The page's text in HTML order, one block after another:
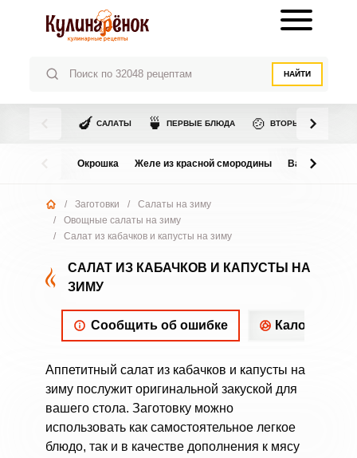
НАЙТИ
🍆 САЛАТЫ 🍵 ПЕРВЫЕ БЛЮДА 🍲 ВТОРЫЕ БЛЮДА
Окрошка Желе из красной смородины Варенье из
/ Заготовки /
Салаты на зиму
/
Овощные салаты на зиму
/
Салат из кабачков и капусты на зиму
САЛАТ ИЗ КАБАЧКОВ И КАПУСТЫ НА
ЗИМУ
Сообщить об ошибке
Аппетитный салат из кабачков и капусты на
зиму послужит оригинальной закуской для
вашего стола. Заготовку можно
использовать как самостоятельное легкое
блюдо, так и в качестве дополнения к мясу